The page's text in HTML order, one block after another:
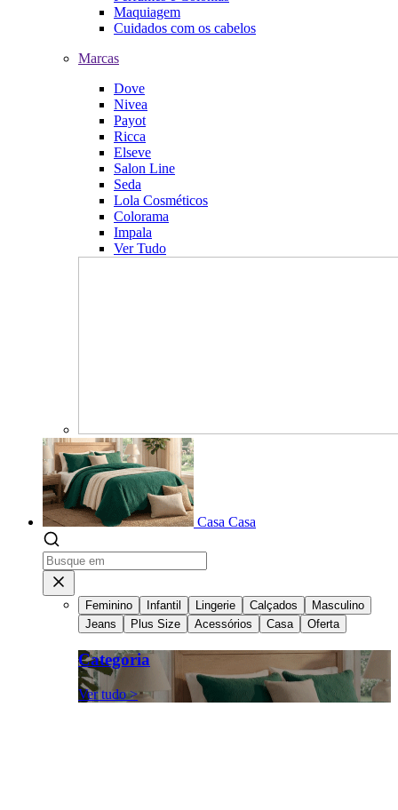
Maquiagem
Cuidados com os cabelos
Marcas
Dove
Nivea
Payot
Ricca
Elseve
Salon Line
Seda
Lola Cosméticos
Colorama
Impala
Ver Tudo
Casa Casa
Feminino Infantil Lingerie Calçados
Masculino
Jeans
Plus Size Acessórios Casa Oferta
Categoria
Ver tudo >